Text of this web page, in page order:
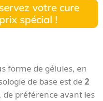
votre cure
spécial !
forme de gélules, en
de base est de 2
, de préférence avant les